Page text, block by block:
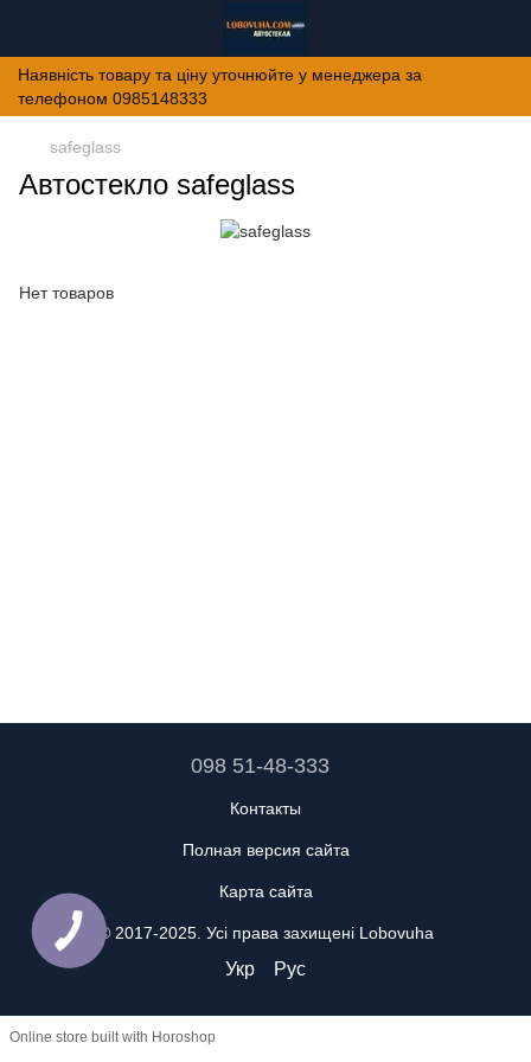
Наявність товару та ціну уточнюйте у менеджера за
телефоном 0985148333
safeglass
Автостекло safeglass
Нет товаров
098 51-48-333
Контакты
Полная версия сайта
Карта сайта
© 2017-2025. Усі права захищені Lobovuha
Укр Рус
Online store built with Horoshop